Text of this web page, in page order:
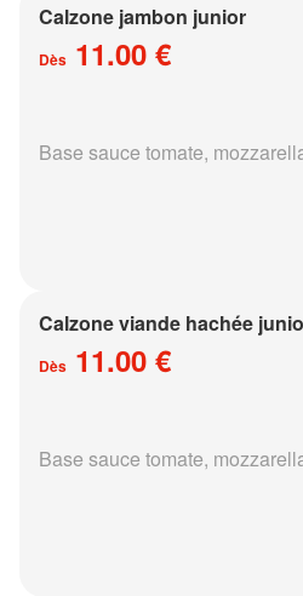
Calzone jambon junior
Dès 11.00 €
Base sauce tomate,
Calzone viande hachée
Dès 11.00 €
Base sauce tomate,